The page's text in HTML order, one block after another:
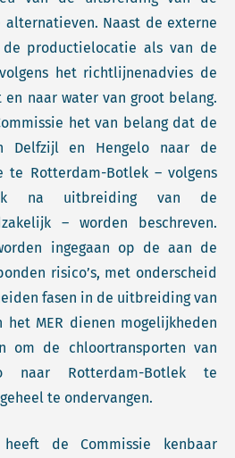
Naast de externe
productielocatie als van de
het richtlijnenadvies de
naar water van groot belang.
het van belang dat de
Delfzijl en Hengelo naar de
te Rotterdam-Botlek – volgens
na uitbreiding van de
– worden beschreven.
ingegaan op de aan de
risico’s, met onderscheid
fasen in de uitbreiding van
MER dienen mogelijkheden
om de chloortransporten van
naar Rotterdam-Botlek te
te ondervangen.
de Commissie kenbaar